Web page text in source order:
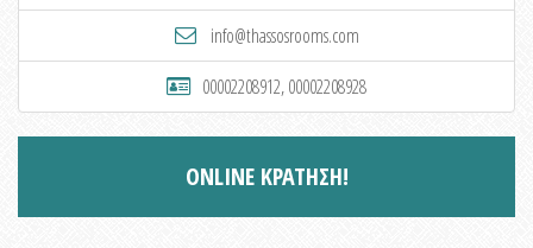
info@thassosrooms.com
00002208912, 00002208928
ONLINE ΚΡΑΤΗΣΗ!